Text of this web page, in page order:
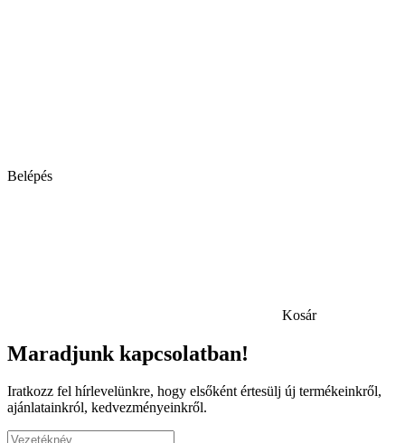
Belépés
Kosár
Maradjunk kapcsolatban!
Iratkozz fel hírlevelünkre, hogy elsőként értesülj új termékeinkről,
ajánlatainkról, kedvezményeinkről.